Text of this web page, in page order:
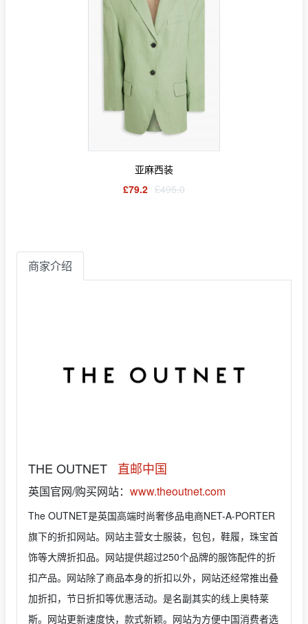
亚麻西装
£79.2 £495.0
商家介绍
THE OUTNET 直邮中国
英国官网/购买网站： www.theoutnet.com
The OUTNET是英国高端时尚奢侈品电商NET-A-PORTER
旗下的折扣网站。网站主营女士服装，包包，鞋履，珠宝首
饰等大牌折扣品。网站提供超过250个品牌的服饰配件的折
扣产品。网站除了商品本身的折扣以外，网站还经常推出叠
加折扣，节日折扣等优惠活动。是名副其实的线上奥特莱
斯。网站更新速度快，款式新颖。网站为方便中国消费者选